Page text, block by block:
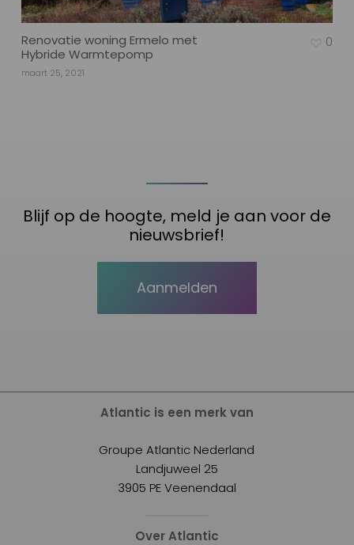
Renovatie woning Ermelo met
Hybride Warmtepomp
maart 25, 2021
0
Blijf op de hoogte, meld je aan voor de
nieuwsbrief!
Aanmelden
Atlantic is een merk van
Groupe Atlantic Nederland
Landjuweel 25
3905 PE Veenendaal
Over Atlantic